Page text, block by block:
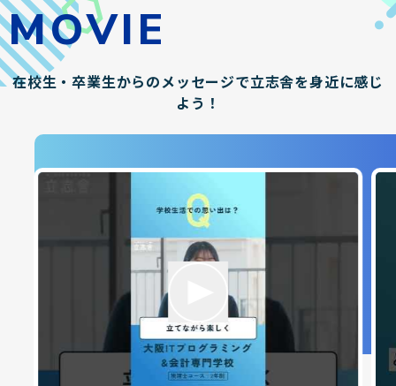
MOVIE
在校生・卒業生からのメッセージで立志舎を身近に感じ
よう！